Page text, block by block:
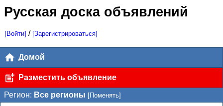
Русская доска объявлений
[Войти] / [Зарегистрироваться]
Домой
Разместить объявление
Регион: Все регионы [Поменять]